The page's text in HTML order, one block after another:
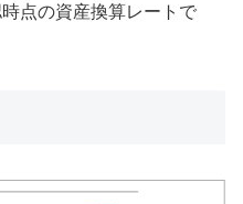
点の資産換算レートで